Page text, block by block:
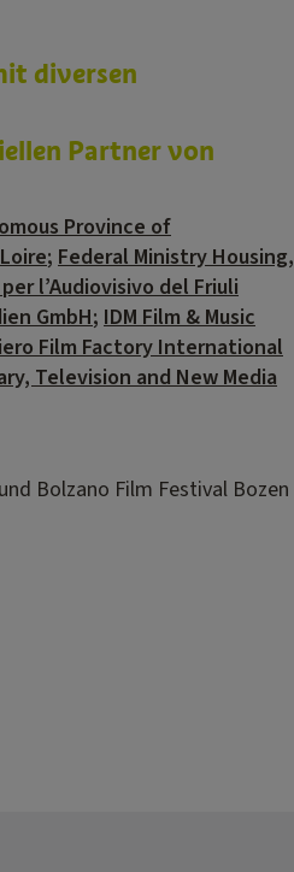
diversen
Partner von
Province of
; Federal Ministry Housing,
l’Audiovisivo del Friuli
GmbH; IDM Film & Music
Film Factory International
Television and New Media
Bolzano Film Festival Bozen